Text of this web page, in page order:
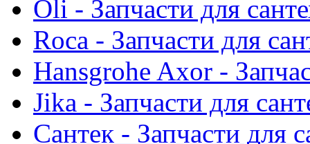
Oli - Запчасти для
Roca - Запчасти для
Hansgrohe Axor -
Jika - Запчасти для
Сантек - Запчасти для